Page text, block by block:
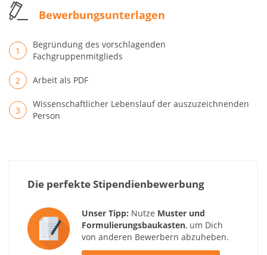
Bewerbungsunterlagen
Begründung des vorschlagenden
Fachgruppenmitglieds
Arbeit als PDF
Wissenschaftlicher Lebenslauf der auszuzeichnenden
Person
Die perfekte Stipendienbewerbung
Unser Tipp: Nutze Muster und
Formulierungsbaukasten, um Dich
von anderen Bewerbern abzuheben.